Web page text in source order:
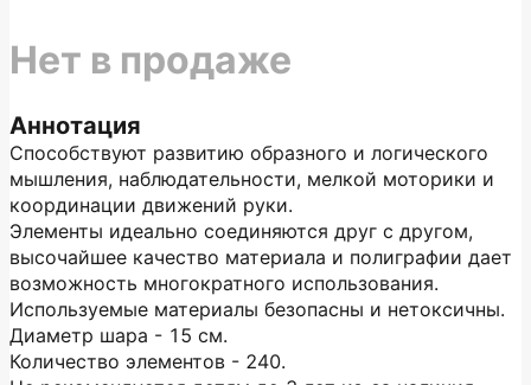
Аннотация
Способствуют развитию образного и логического
мышления, наблюдательности, мелкой моторики и
координации движений руки.
Элементы идеально соединяются друг с другом,
высочайшее качество материала и полиграфии дает
возможность многократного использования.
Используемые материалы безопасны и нетоксичны.
Диаметр шара - 15 см.
Количество элементов - 240.
Нет в продаже